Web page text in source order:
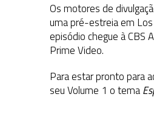
Os motores de
uma pré-estreia em
episódio chegue à CBS
Prime Video.
Para estar pronto para
seu Volume 1 o tema